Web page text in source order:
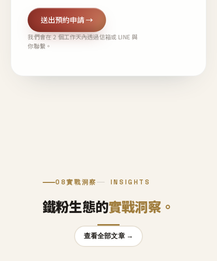
送出預約申請 →
我們會在 2 個工作天內透過信箱或 LINE 與
你聯繫。
08實戰洞察 INSIGHTS
鐵粉生態的實戰洞察。
查看全部文章 →